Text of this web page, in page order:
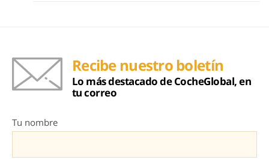
Recibe nuestro boletín
Lo más destacado de CocheGlobal, en
tu correo
Tu nombre